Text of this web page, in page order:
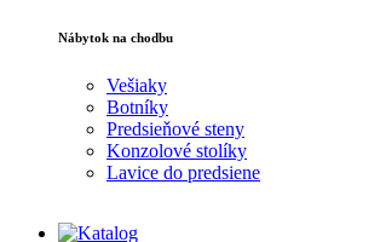
Nábytok na chodbu
Vešiaky
Botníky
Predsieňové steny
Konzolové stolíky
Lavice do predsiene